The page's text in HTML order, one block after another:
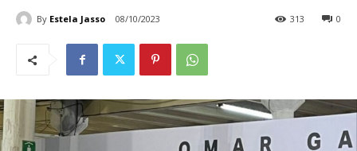
By Estela Jasso 08/10/2023 0
313